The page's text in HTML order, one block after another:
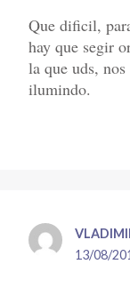
Que dificil,
hay que segir
la que uds,
ilumindo.
13/08/